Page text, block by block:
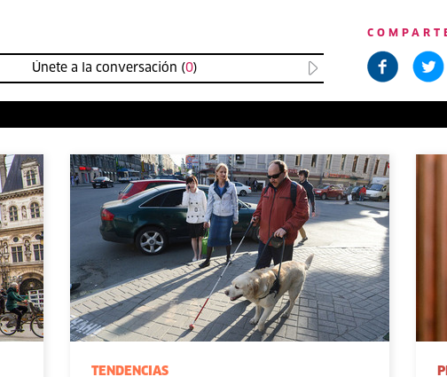
Únete a la conversación (0)
TENDENCIAS